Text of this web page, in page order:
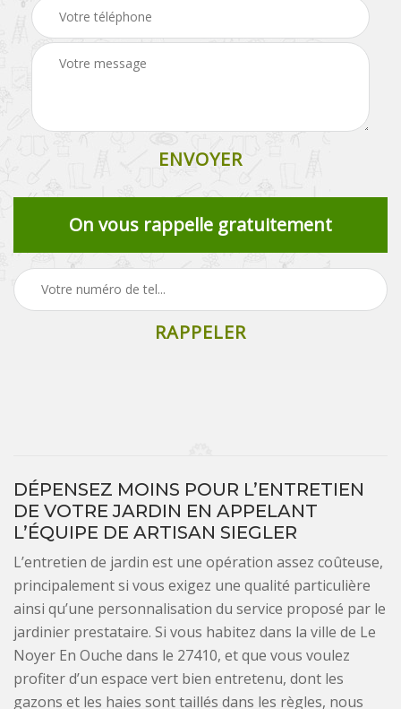
On vous rappelle gratuitement
DÉPENSEZ MOINS POUR L’ENTRETIEN
DE VOTRE JARDIN EN APPELANT
L’ÉQUIPE DE ARTISAN SIEGLER
L’entretien de jardin est une opération assez coûteuse,
principalement si vous exigez une qualité particulière
ainsi qu’une personnalisation du service proposé par le
jardinier prestataire. Si vous habitez dans la ville de Le
Noyer En Ouche dans le 27410, et que vous voulez
profiter d’un espace vert bien entretenu, dont les
gazons et les haies sont taillés dans les règles, nous